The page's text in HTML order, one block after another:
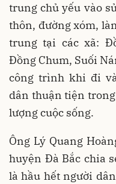
trung chủ yếu vào
thôn, đường xóm,
trung tại các xã:
Đồng Chum, Suối
công trình khi đi
dân thuận tiện
lượng cuộc sống.
Ông Lý Quang
huyện Đà Bắc chia
là hầu hết người